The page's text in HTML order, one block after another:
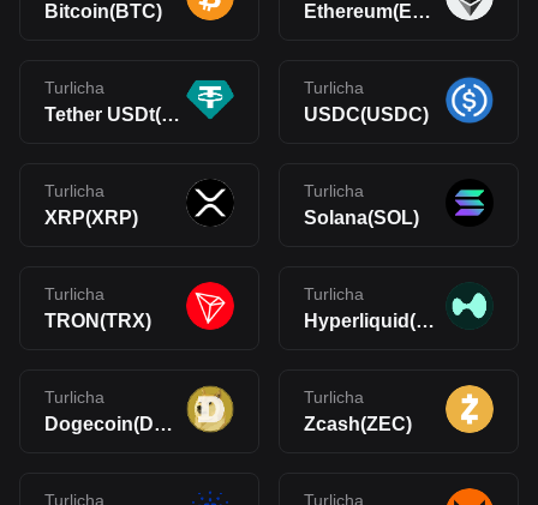
Bitcoin(BTC) Ethereum(ETH)
Turlicha
Tether USDt(USDT)
Turlicha
USDC(USDC)
Turlicha
XRP(XRP)
Turlicha
Solana(SOL)
Turlicha
TRON(TRX)
Turlicha
Hyperliquid(HYPE)
Turlicha
Dogecoin(DOGE)
Turlicha
Zcash(ZEC)
Turlicha Turlicha